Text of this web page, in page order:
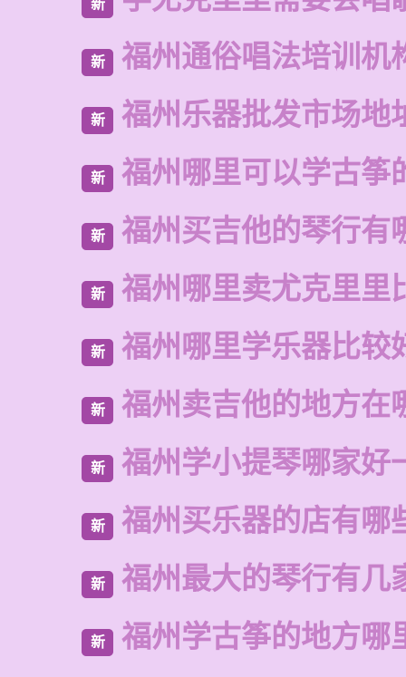
新
新 福州通俗唱法培训机
新 福州乐器批发市场地
新 福州哪里可以学古筝
新 福州买吉他的琴行有
新 福州哪里卖尤克里里
新 福州哪里学乐器比较
新 福州卖吉他的地方在
新 福州学小提琴哪家好
新 福州买乐器的店有哪
新 福州最大的琴行有几
新 福州学古筝的地方哪